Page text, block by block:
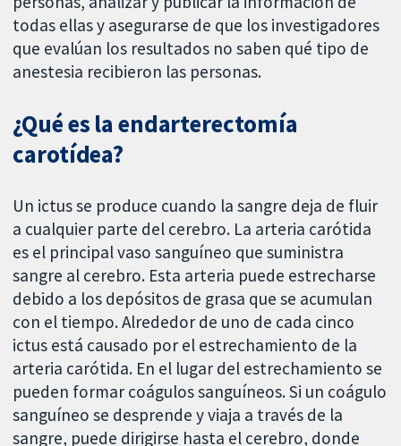
todas ellas y asegurarse de que los investigadores
que evalúan los resultados no saben qué tipo de
anestesia recibieron las personas.
¿Qué es la endarterectomía
carotídea?
Un ictus se produce cuando la sangre deja de fluir
a cualquier parte del cerebro. La arteria carótida
es el principal vaso sanguíneo que suministra
sangre al cerebro. Esta arteria puede estrecharse
debido a los depósitos de grasa que se acumulan
con el tiempo. Alrededor de uno de cada cinco
ictus está causado por el estrechamiento de la
arteria carótida. En el lugar del estrechamiento se
pueden formar coágulos sanguíneos. Si un coágulo
sanguíneo se desprende y viaja a través de la
sangre, puede dirigirse hasta el cerebro, donde